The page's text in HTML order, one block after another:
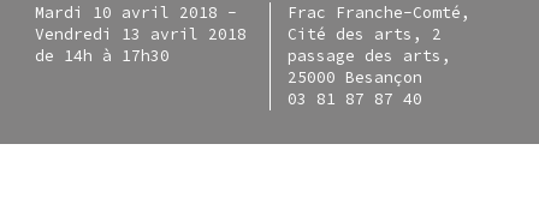
Mardi 10 avril 2018 -
Vendredi 13 avril 2018
de 14h à 17h30
Frac Franche-Comté,
Cité des arts, 2
passage des arts,
25000 Besançon
03 81 87 87 40